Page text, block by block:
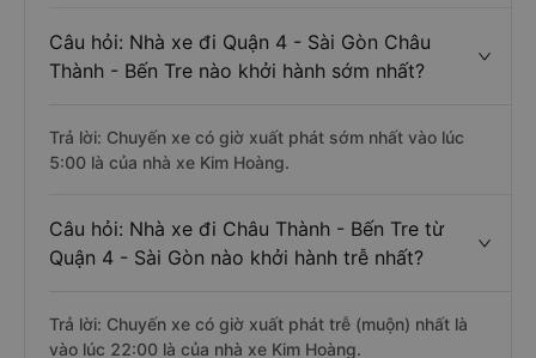
Câu hỏi: Nhà xe đi Quận 4 - Sài Gòn Châu
Thành - Bến Tre nào khởi hành sớm nhất?
Trả lời: Chuyến xe có giờ xuất phát sớm nhất vào lúc
5:00 là của nhà xe Kim Hoàng.
Câu hỏi: Nhà xe đi Châu Thành - Bến Tre từ
Quận 4 - Sài Gòn nào khởi hành trễ nhất?
Trả lời: Chuyến xe có giờ xuất phát trễ (muộn) nhất là
vào lúc 22:00 là của nhà xe Kim Hoàng.